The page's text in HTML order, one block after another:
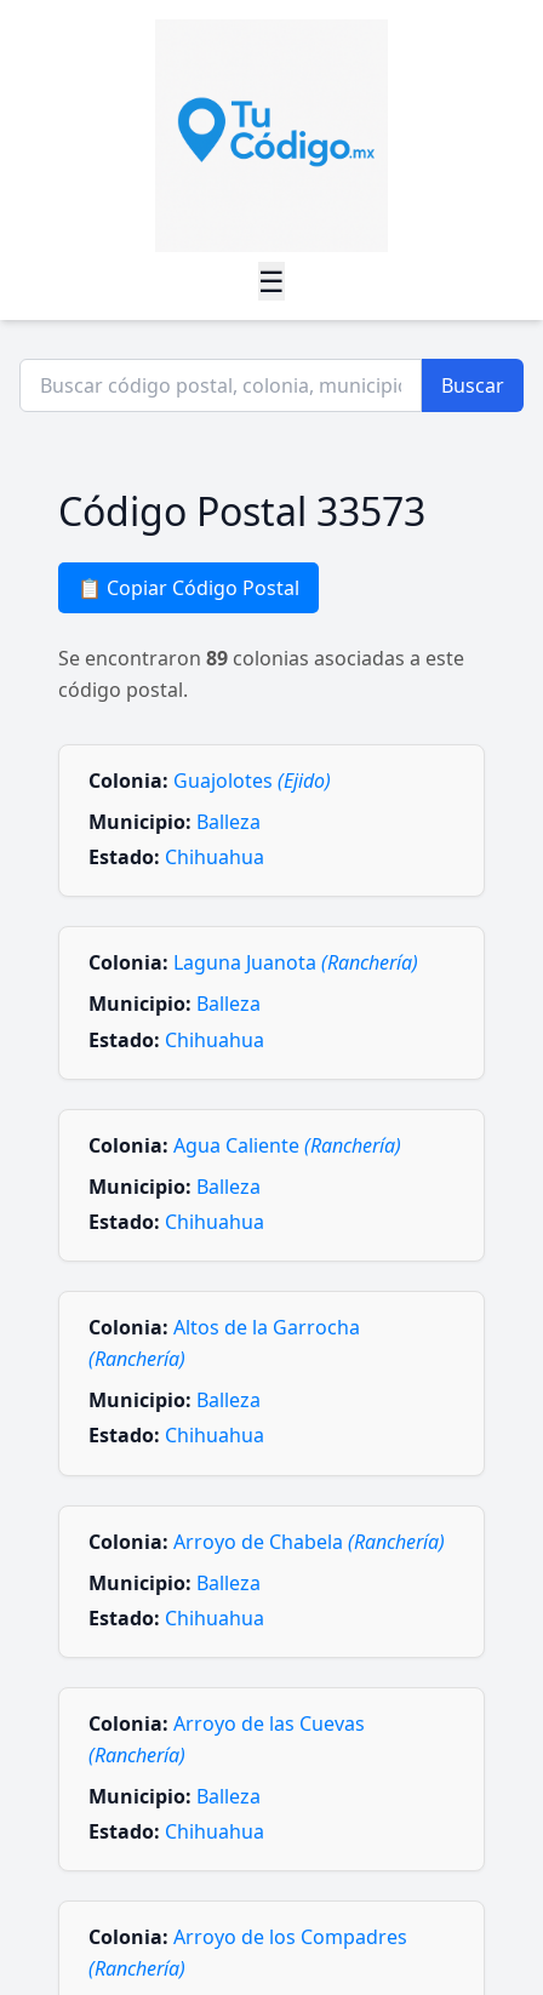
☰
Buscar
Código Postal 33573
📋 Copiar Código Postal
Se encontraron 89 colonias asociadas a este
código postal.
Colonia: Guajolotes (Ejido)
Municipio: Balleza
Estado: Chihuahua
Colonia: Laguna Juanota (Ranchería)
Municipio: Balleza
Estado: Chihuahua
Colonia: Agua Caliente(Ranchería)
Municipio: Balleza
Estado: Chihuahua
Colonia: Altos de la Garrocha
(Ranchería)
Municipio: Balleza
Estado: Chihuahua
Colonia: Arroyo de Chabela (Ranchería)
Municipio: Balleza
Estado: Chihuahua
Colonia: Arroyo de las Cuevas
(Ranchería)
Municipio: Balleza
Estado: Chihuahua
Colonia: Arroyo de los Compadres
(Ranchería)